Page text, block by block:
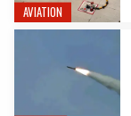
AVIATION